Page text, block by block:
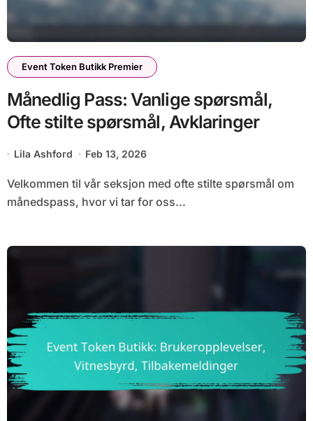
Event Token Butikk Premier
Månedlig Pass: Vanlige spørsmål,
Ofte stilte spørsmål, Avklaringer
Lila Ashford Feb 13, 2026
Velkommen til vår seksjon med ofte stilte spørsmål om
månedspass, hvor vi tar for oss...